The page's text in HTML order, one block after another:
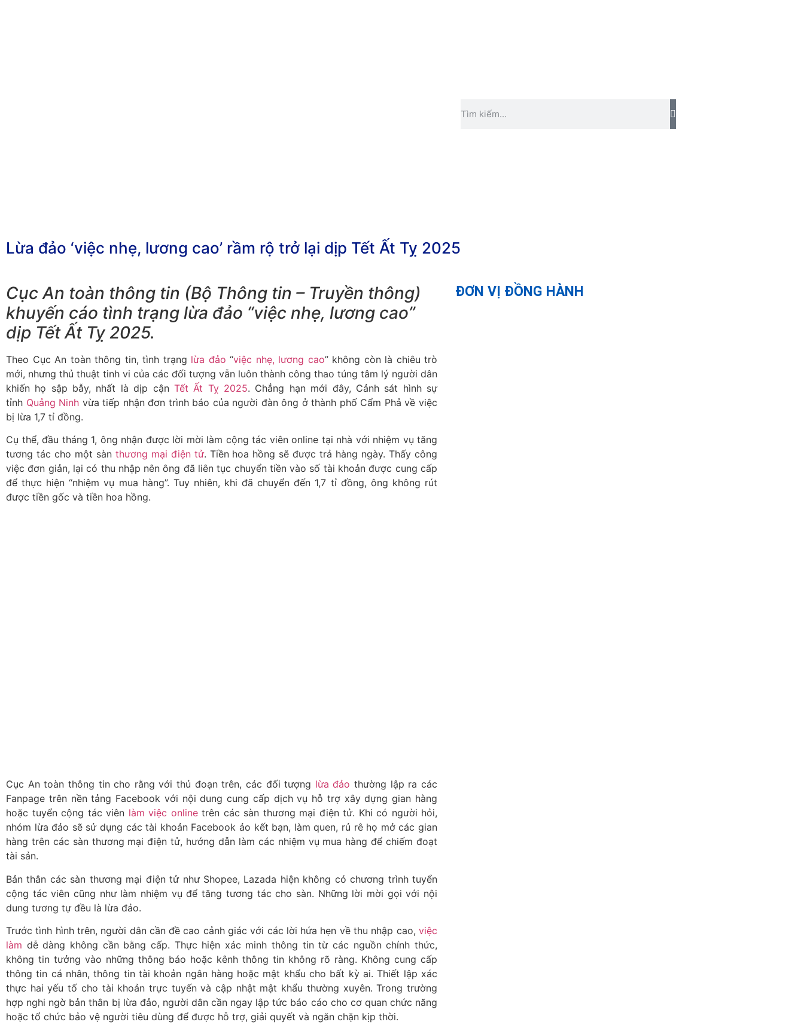
Lừa đảo ‘việc nhẹ, lương cao’ rầm rộ trở lại dịp Tết Ất Tỵ 2025
Cục An toàn thông tin (Bộ Thông tin – Truyền thông)
khuyến cáo tình trạng lừa đảo “việc nhẹ, lương cao”
dịp Tết Ất Tỵ 2025.
Theo Cục An toàn thông tin, tình trạng lừa đảo “việc nhẹ, lương cao” không còn là chiêu trò
mới, nhưng thủ thuật tinh vi của các đối tượng vẫn luôn thành công thao túng tâm lý người dân
khiến họ sập bẫy, nhất là dịp cận Tết Ất Tỵ 2025. Chẳng hạn mới đây, Cảnh sát hình sự
tỉnh Quảng Ninh vừa tiếp nhận đơn trình báo của người đàn ông ở thành phố Cẩm Phả về việc
bị lừa 1,7 tỉ đồng.
Cụ thể, đầu tháng 1, ông nhận được lời mời làm cộng tác viên online tại nhà với nhiệm vụ tăng
tương tác cho một sàn thương mại điện tử. Tiền hoa hồng sẽ được trả hàng ngày. Thấy công
việc đơn giản, lại có thu nhập nên ông đã liên tục chuyển tiền vào số tài khoản được cung cấp
để thực hiện “nhiệm vụ mua hàng”. Tuy nhiên, khi đã chuyển đến 1,7 tỉ đồng, ông không rút
được tiền gốc và tiền hoa hồng.
Cục An toàn thông tin cho rằng với thủ đoạn trên, các đối tượng lừa đảo thường lập ra các
Fanpage trên nền tảng Facebook với nội dung cung cấp dịch vụ hỗ trợ xây dựng gian hàng
hoặc tuyển cộng tác viên làm việc onlinetrên các sàn thương mại điện tử. Khi có người hỏi,
nhóm lừa đảo sẽ sử dụng các tài khoản Facebook ảo kết bạn, làm quen, rủ rê họ mở các gian
hàng trên các sàn thương mại điện tử, hướng dẫn làm các nhiệm vụ mua hàng để chiếm đoạt
tài sản.
Bản thân các sàn thương mại điện tử như Shopee, Lazada hiện không có chương trình tuyển
cộng tác viên cũng như làm nhiệm vụ để tăng tương tác cho sàn. Những lời mời gọi với nội
dung tương tự đều là lừa đảo.
Trước tình hình trên, người dân cần đề cao cảnh giác với các lời hứa hẹn về thu nhập cao, việc
làm dễ dàng không cần bằng cấp. Thực hiện xác minh thông tin từ các nguồn chính thức,
không tin tưởng vào những thông báo hoặc kênh thông tin không rõ ràng. Không cung cấp
thông tin cá nhân, thông tin tài khoản ngân hàng hoặc mật khẩu cho bất kỳ ai. Thiết lập xác
thực hai yếu tố cho tài khoản trực tuyến và cập nhật mật khẩu thường xuyên. Trong trường
hợp nghi ngờ bản thân bị lừa đảo, người dân cần ngay lập tức báo cáo cho cơ quan chức năng
hoặc tổ chức bảo vệ người tiêu dùng để được hỗ trợ, giải quyết và ngăn chặn kịp thời.
ĐƠN VỊ ĐỒNG HÀNH